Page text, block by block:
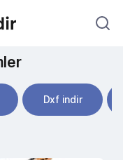
Dxf indir